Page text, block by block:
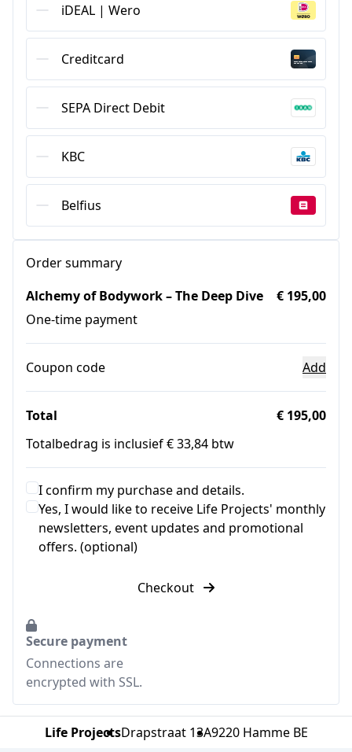
iDEAL | Wero
Creditcard
SEPA Direct Debit
KBC
Belfius
Order summary
Alchemy of Bodywork – The Deep Dive
One-time payment
€ 195,00
Coupon code Add
Total
€ 195,00
Totalbedrag is inclusief € 33,84 btw
I confirm my purchase and details.
Yes, I would like to receive Life Projects' monthly
newsletters, event updates and promotional
offers. (optional)
Checkout
Secure payment
Connections are
encrypted with SSL.
Life ProjectsDrapstraat 13A9220 Hamme BE